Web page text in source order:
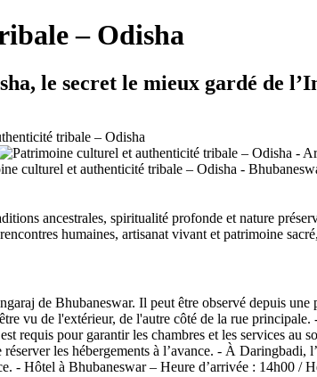
– Odisha
le secret le mieux gardé de
ancestrales, spiritualité profonde et nature
humaines, artisanat vivant et patrimoine
de Bhubaneswar. Il peut être observé depuis
vu de l'extérieur, de l'autre côté de la rue
requis pour garantir les chambres et les services au
les hébergements à l’avance. - À
- Hôtel à Bhubaneswar – Heure d’arrivée : 14h00